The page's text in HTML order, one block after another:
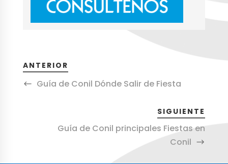
ANTERIOR
Guía de Conil Dónde Salir de Fiesta
SIGUIENTE
Guía de Conil principales Fiestas en
Conil